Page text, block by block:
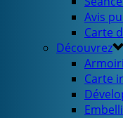
Avis
Carte
Découvrez
Carte